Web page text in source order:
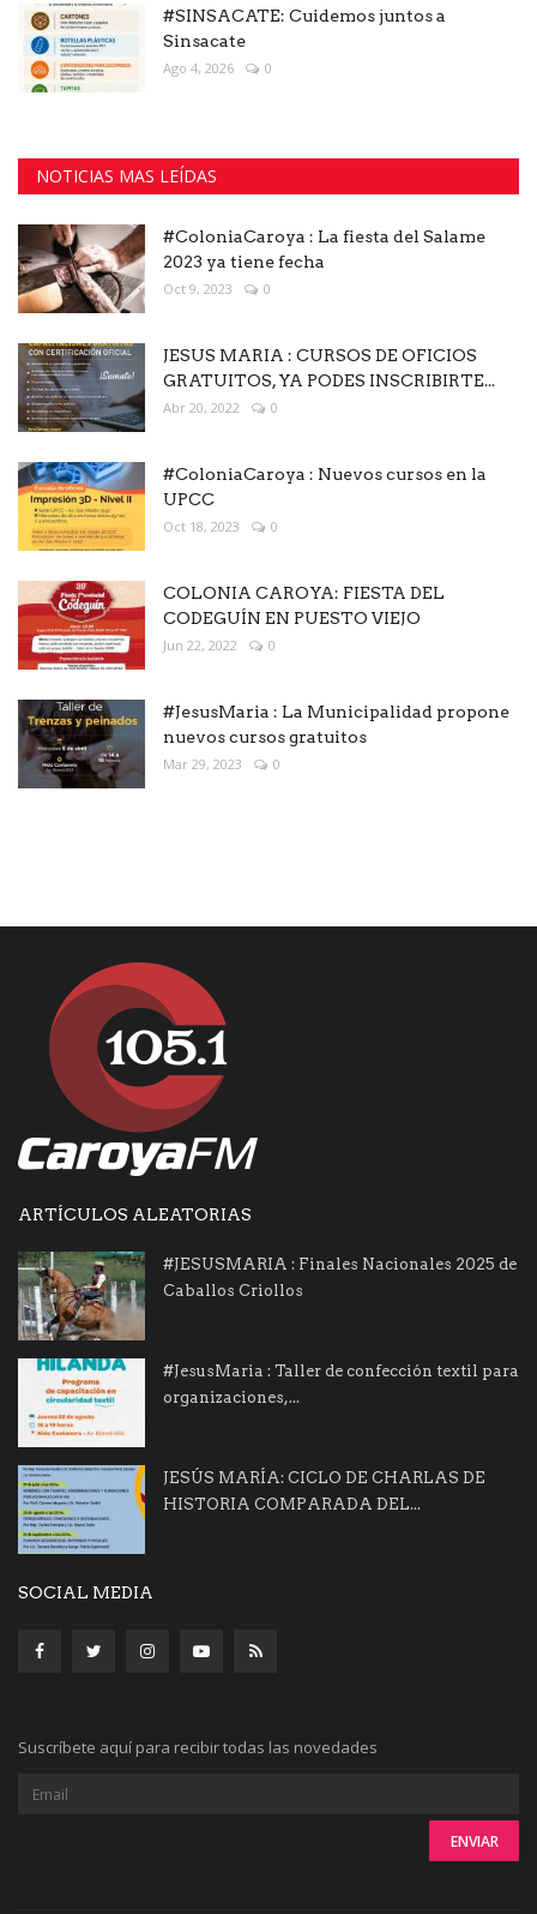
#SINSACATE: Cuidemos juntos a
Sinsacate
Ago 4, 2026 0
NOTICIAS MAS LEÍDAS
#ColoniaCaroya : La fiesta del Salame
2023 ya tiene fecha
Oct 9, 2023 0
JESUS MARIA : CURSOS DE OFICIOS
GRATUITOS, YA PODES INSCRIBIRTE...
Abr 20, 2022 0
#ColoniaCaroya : Nuevos cursos en la
UPCC
Oct 18, 2023 0
COLONIA CAROYA: FIESTA DEL
CODEGUÍN EN PUESTO VIEJO
Jun 22, 2022 0
#JesusMaria : La Municipalidad propone
nuevos cursos gratuitos
Mar 29, 2023 0
ARTÍCULOS ALEATORIAS
#JESUSMARIA : Finales Nacionales 2025 de
Caballos Criollos
#JesusMaria : Taller de confección textil para
organizaciones,...
JESÚS MARÍA: CICLO DE CHARLAS DE
HISTORIA COMPARADA DEL...
SOCIAL MEDIA
Suscríbete aquí para recibir todas las novedades